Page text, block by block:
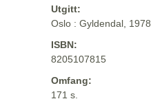
Utgitt:
Oslo : Gyldendal, 1978
ISBN:
8205107815
Omfang:
171 s.